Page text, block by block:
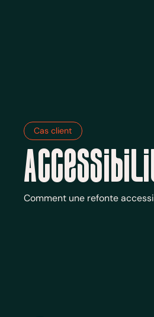
Cas client
Comment une refonte